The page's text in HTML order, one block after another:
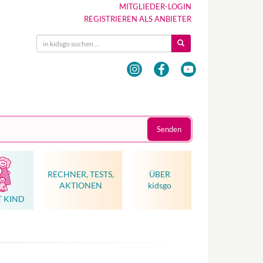
MITGLIEDER-LOGIN
REGISTRIEREN ALS ANBIETER
Senden
KIND
RECHNER, TESTS,
AKTIONEN
ÜBER
kidsgo